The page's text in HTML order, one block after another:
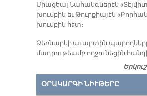
Միա­ցեալ Նա­հանգ­նե­րէն
խում­բին եւ Թուր­քիա­յէն
խում­բին հետ։
Ձեռ­նար­կի ա­ւար­տին
մադ­րու­թեամբ ող­ջու­նե­ցին
ՕՐԱԿԱՐԳԻ ՆԻՒԹԵՐԸ